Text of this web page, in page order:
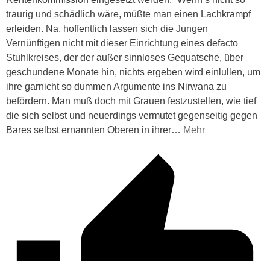
traurig und schädlich wäre, müßte man einen Lachkrampf
erleiden. Na, hoffentlich lassen sich die Jungen
Vernünftigen nicht mit dieser Einrichtung eines defacto
Stuhlkreises, der der außer sinnloses Gequatsche, über
geschundene Monate hin, nichts ergeben wird einlullen, um
ihre garnicht so dummen Argumente ins Nirwana zu
befördern. Man muß doch mit Grauen festzustellen, wie tief
die sich selbst und neuerdings vermutet gegenseitig gegen
Bares selbst ernannten Oberen in ihrer… Mehr